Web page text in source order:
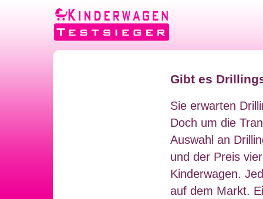
Gibt es
Sie erwarten
Doch um die
Auswahl an
und der Preis
Kinderwagen.
auf dem Markt.